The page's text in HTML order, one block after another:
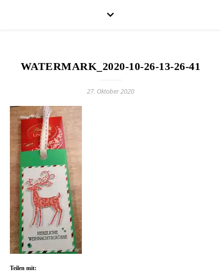
WATERMARK_2020-10-26-13-26-41
27. Oktober 2020
Teilen mit: